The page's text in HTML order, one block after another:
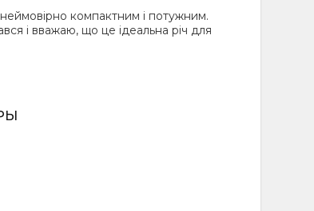
компактним і потужним.
і вважаю, що це ідеальна річ для